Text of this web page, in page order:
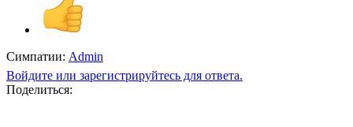
Симпатии: Admin
Войдите или зарегистрируйтесь для ответа.
Поделиться: